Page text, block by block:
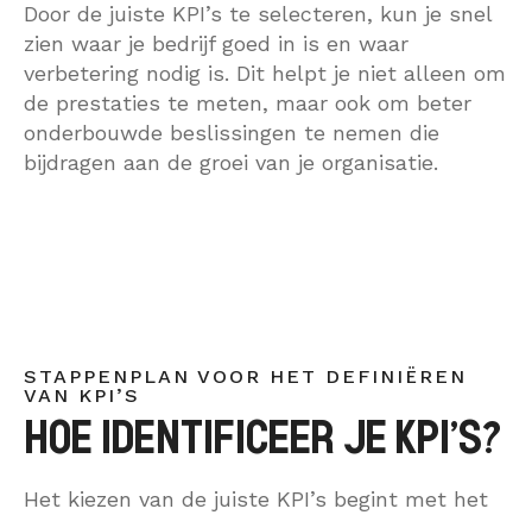
Door de juiste KPI’s te selecteren, kun je snel
zien waar je bedrijf goed in is en waar
verbetering nodig is. Dit helpt je niet alleen om
de prestaties te meten, maar ook om beter
onderbouwde beslissingen te nemen die
bijdragen aan de groei van je organisatie.
STAPPENPLAN VOOR HET DEFINIËREN
VAN KPI’S
HOE IDENTIFICEER JE KPI’S?
Het kiezen van de juiste KPI’s begint met het